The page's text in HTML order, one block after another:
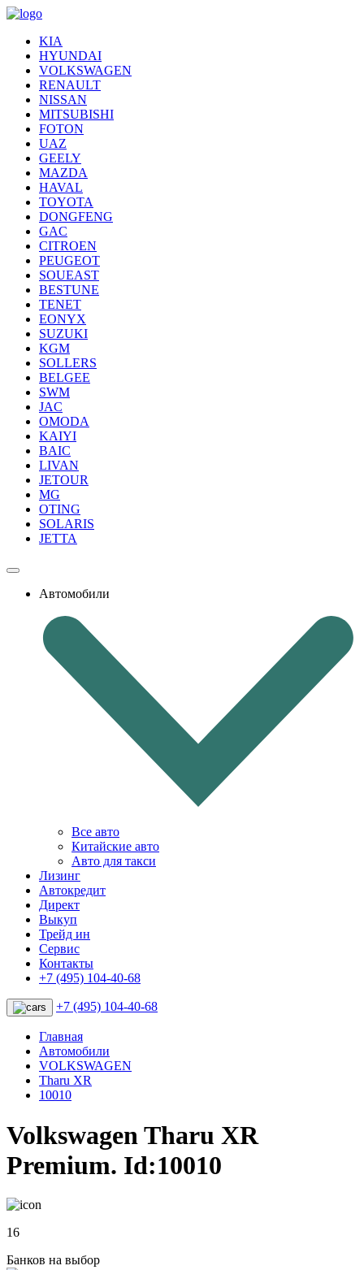
KIA
HYUNDAI
VOLKSWAGEN
RENAULT
NISSAN
MITSUBISHI
FOTON
UAZ
GEELY
MAZDA
HAVAL
TOYOTA
DONGFENG
GAC
CITROEN
PEUGEOT
SOUEAST
BESTUNE
TENET
EONYX
SUZUKI
KGM
SOLLERS
BELGEE
SWM
JAC
OMODA
KAIYI
BAIC
LIVAN
JETOUR
MG
OTING
SOLARIS
JETTA
Автомобили
Все авто
Китайские авто
Авто для такси
Лизинг
Автокредит
Директ
Выкуп
Трейд ин
Сервис
Контакты
+7 (495) 104-40-68
+7 (495) 104-40-68
Главная
Автомобили
VOLKSWAGEN
Tharu XR
10010
Volkswagen Tharu XR
Premium. Id:10010
16
Банков на выбор